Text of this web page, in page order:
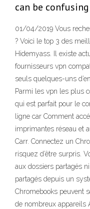
can be
01/04/2019 Vous
? Voici le top 3 des
Hidemyass. Il existe
fournisseurs vpn
seuls quelques-uns
Parmi les vpn les plus
qui est parfait pour le
ligne car Comment
imprimantes réseau et
Carr. Connectez un
risquez d’être surpris.
aux dossiers partagés
partagés depuis un
Chromebooks peuvent
de nombreux appareils